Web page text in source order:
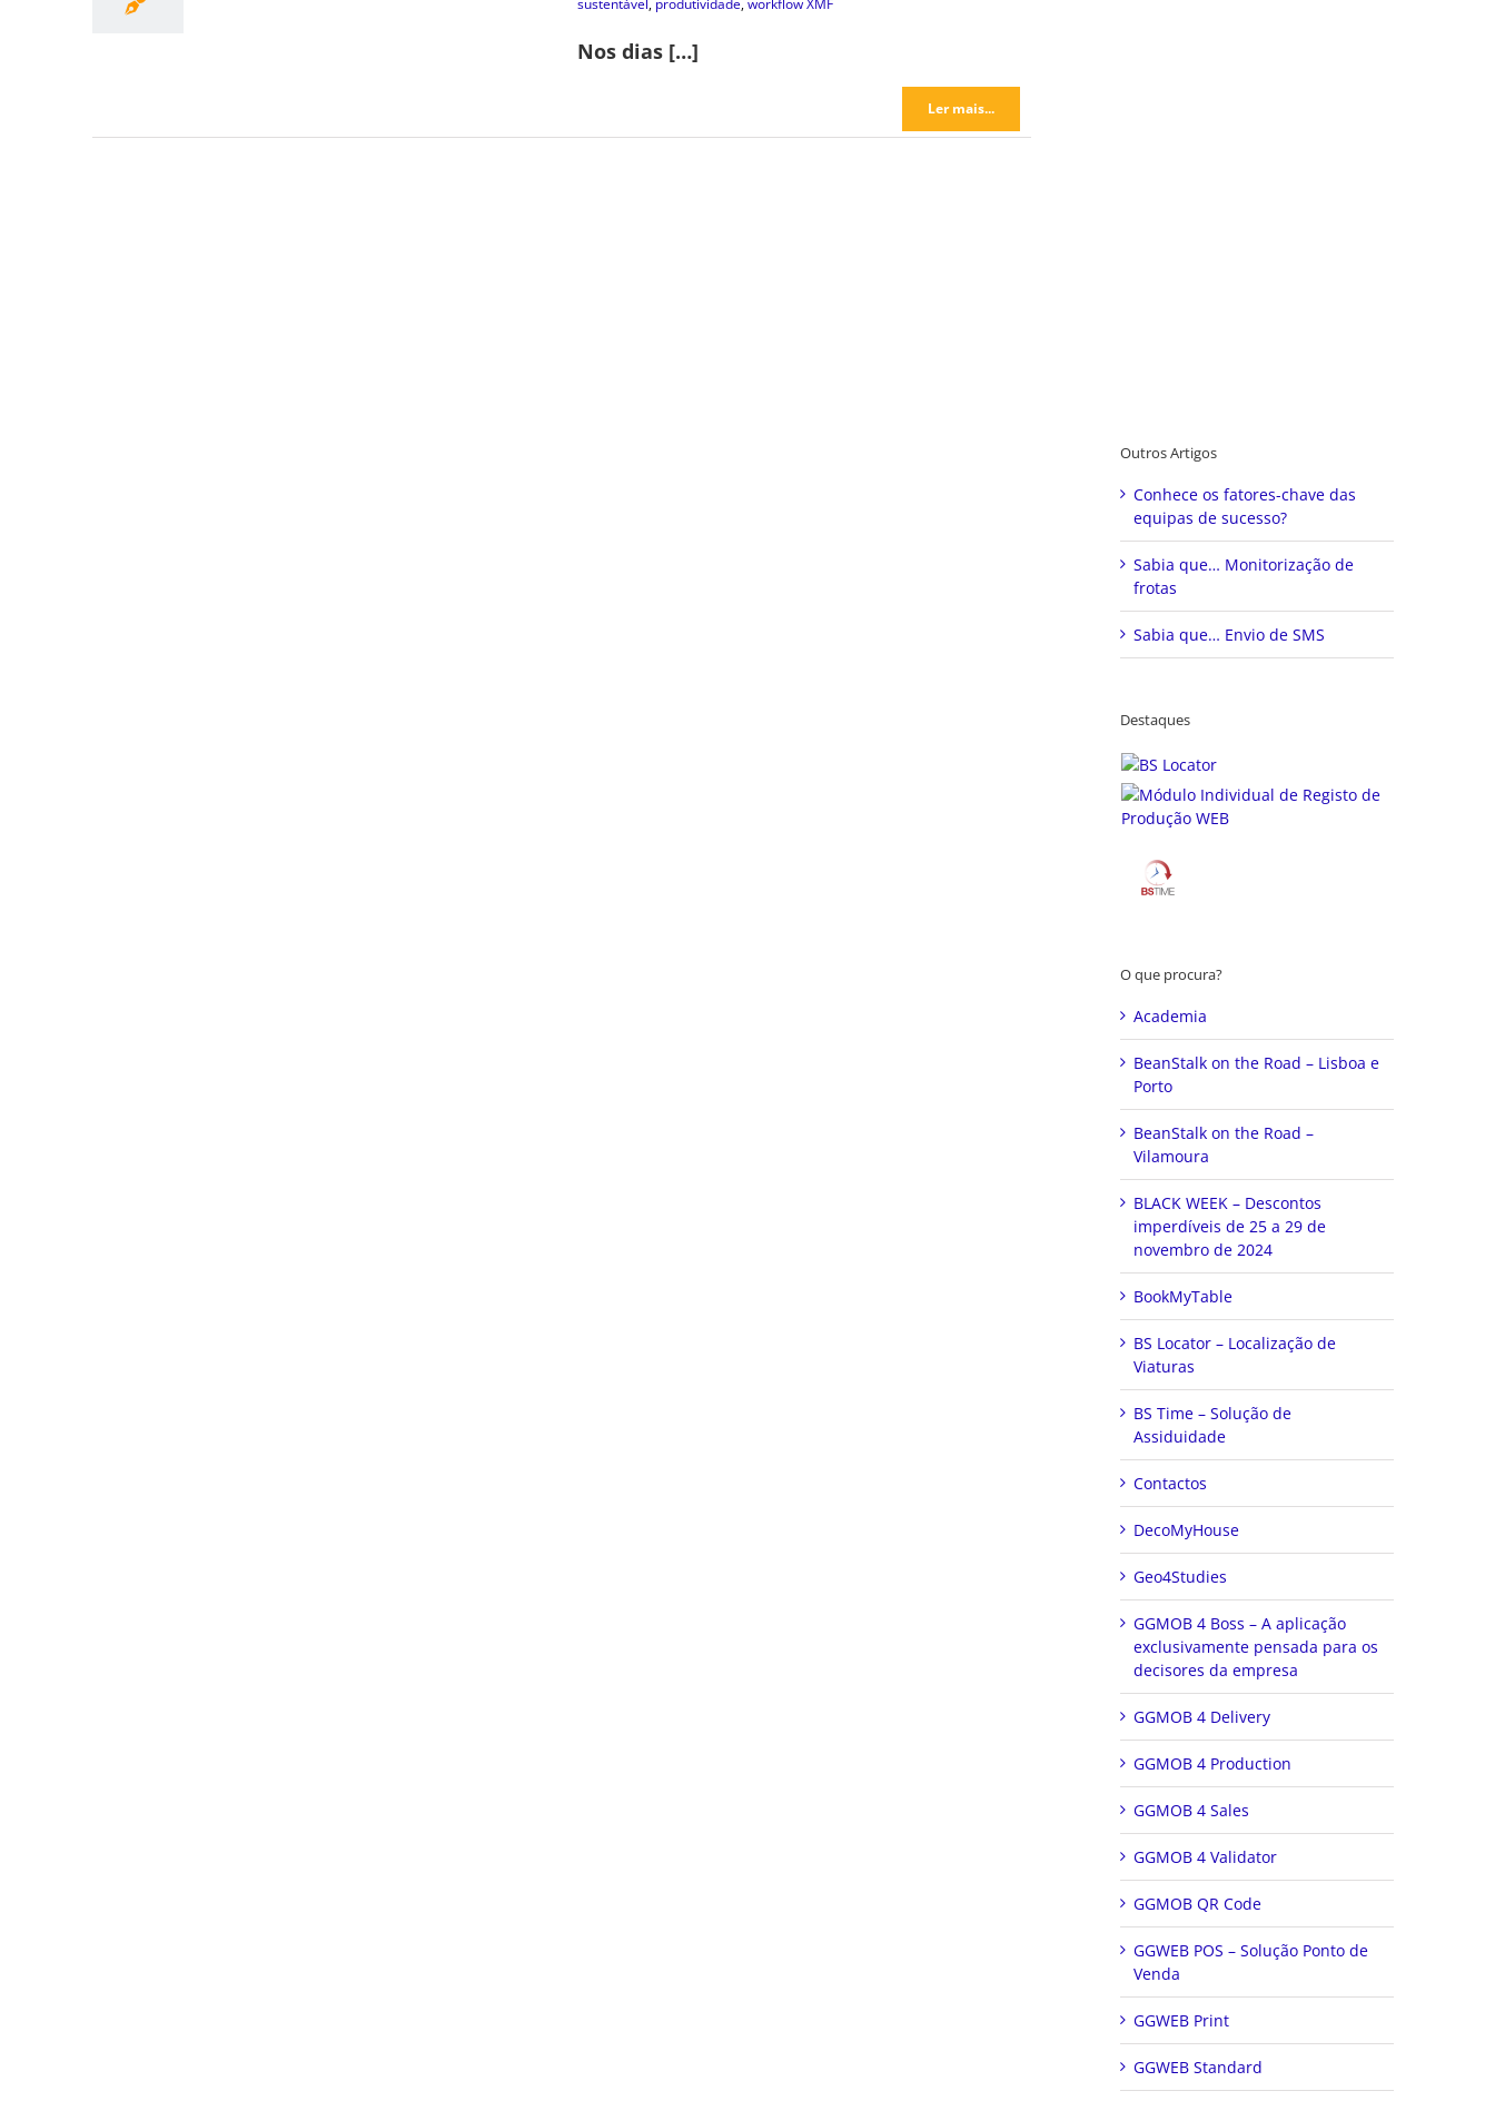
sustentável, produtividade,workflow XMF
Nos dias […]
Ler mais...
Outros Artigos
Conhece os fatores-chave das
equipas de sucesso?
Sabia que… Monitorização de
frotas
Sabia que… Envio de SMS
Destaques
O que procura?
Academia
BeanStalk on the Road – Lisboa e
Porto
BeanStalk on the Road –
Vilamoura
BLACK WEEK – Descontos
imperdíveis de 25 a 29 de
novembro de 2024
BookMyTable
BS Locator – Localização de
Viaturas
BS Time – Solução de
Assiduidade
Contactos
DecoMyHouse
Geo4Studies
GGMOB 4 Boss – A aplicação
exclusivamente pensada para os
decisores da empresa
GGMOB 4 Delivery
GGMOB 4 Production
GGMOB 4 Sales
GGMOB 4 Validator
GGMOB QR Code
GGWEB POS – Solução Ponto de
Venda
GGWEB Print
GGWEB Standard